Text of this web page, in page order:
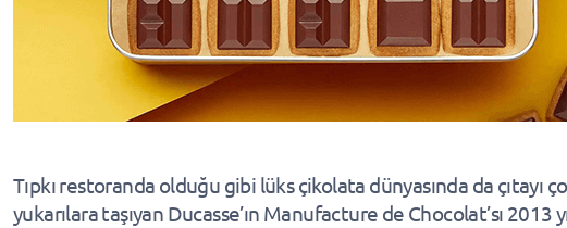
Tıpkı restoranda olduğu gibi lüks çikolata dünyasında da çıtayı
yukarılara taşıyan Ducasse’ın Manufacture de Chocolat’sı 2013